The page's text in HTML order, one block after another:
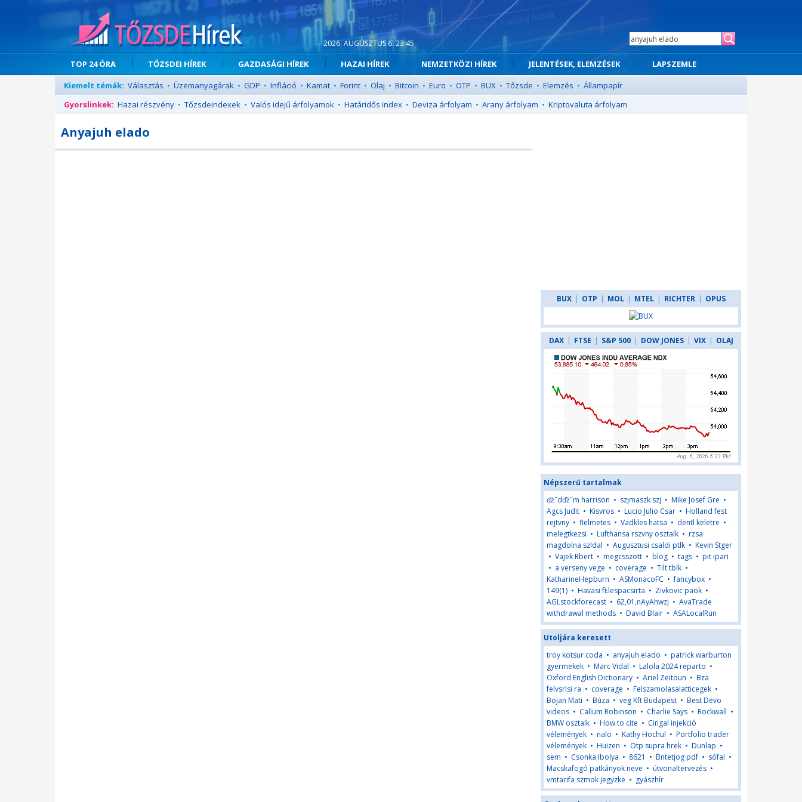
2026. AUGUSZTUS 6. 23:45
TOP 24 ÓRA TŐZSDEI HÍREK GAZDASÁGI HÍREK HAZAI HÍREK NEMZETKÖZI HÍREK JELENTÉSEK, ELEMZÉSEK
LAPSZEMLE
Kiemelt témák: Választás • Üzemanyagárak • GDP • Infláció • Kamat • Forint • Olaj • Bitcoin • Euro • OTP • BUX • Tőzsde • Elemzés • Állampapír
Gyorslinkek: Hazai részvény • Tőzsdeindexek • Valós idejű árfolyamok • Határidős index • Deviza árfolyam • Arany árfolyam • Kriptovaluta árfolyam
Anyajuh elado
BUX | OTP | MOL | MTEL | RICHTER | OPUS
DAX | FTSE | S&P 500 | DOW JONES | VIX | OLAJ
Népszerű tartalmak
ďż˝dďż˝m harrison • szjmaszk szj • Mike Josef Gre •
Agcs Judit • Kisvros • Lucio Julio Csar • Holland fest
rejtvny • flelmetes • Vadkles hatsa • dentl keletre •
melegtkezsi • Lufthansa rszvny osztalk • rzsa
magdolna szldal • Augusztusi csaldi ptlk • Kevin Stger
• Vajek Rbert • megcsszott • blog • tags • pit ipari
• a verseny vege • coverage • Tilt tblk •
KatharineHepburn • ASMonacoFC •fancybox •
149(1) • Havasi fŁlespacsirta • Zivkovic paok •
AGLstockforecast • 62,01,nAyAhwzj • AvaTrade
withdrawal methods • David Blair • ASALocalRun
Utoljára keresett
troy kotsur coda • anyajuh elado • patrick warburton
gyermekek • Marc Vidal • Lalola 2024 reparto •
Oxford English Dictionary • Ariel Zeitoun • Bza
felvsrlsi ra • coverage • Felszamolasalatticegek •
Bojan Mati • Búza • veg Kft Budapest • Best Devo
videos • Callum Robinson • Charlie Says • Rockwall •
BMW osztalk • How to cite • Cingal injekció
vélemények • nalo • Kathy Hochul • Portfolio trader
vélemények • Huizen • Otp supra hrek • Dunlap •
sem • Csonka Ibolya • 8621 • Bntetjog pdf • sófal •
Macskafogó patkányok neve • útvonaltervezés •
vmtarifa szmok jegyzke • gyászhír